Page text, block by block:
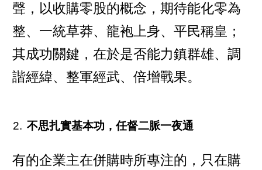
聲，以收購零股的概念，期待能化零為
整、一統草莽、龍袍上身、平民稱皇；
其成功關鍵，在於是否能力鎮群雄、調
諧經緯、整軍經武、倍增戰果。
不思扎實基本功，任督二脈一夜通
有的企業主在併購時所專注的，只在購